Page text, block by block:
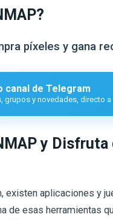
píxeles y gana
canal de Telegram
grupos y novedades, directo a
y
existen aplicaciones y
de esas herramientas